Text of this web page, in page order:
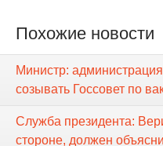
Похожие новости
Министр:
созывать Госсовет по
Служба президента:
стороне, должен